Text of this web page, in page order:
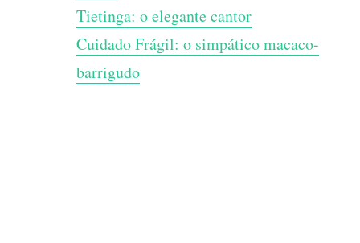
Tietinga: o elegante cantor
Cuidado Frágil: o simpático macaco-
barrigudo